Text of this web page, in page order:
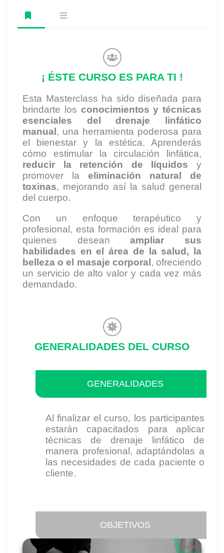
¡ ÉSTE CURSO ES PARA TI !
Esta Masterclass ha sido diseñada para
brindarte los conocimientos y técnicas
esenciales del drenaje linfático
manual , una herramienta poderosa para
el bienestar y la estética. Aprenderás
cómo estimular la circulación linfática,
reducir la retención de líquidos y
promover la eliminación natural de
toxinas, mejorando así la salud general
del cuerpo.
Con un enfoque terapéutico y
profesional, esta formación es ideal para
quienes deseanampliar sus
habilidades en el área de la salud, la
belleza o el masaje corporal , ofreciendo
un servicio de alto valor y cada vez más
demandado.
GENERALIDADES DEL CURSO
GENERALIDADES
OBJETIVOS
Al finalizar el curso, los participantes
estarán capacitados para aplicar
técnicas de drenaje linfático de
manera profesional, adaptándolas a
las necesidades de cada paciente o
cliente.